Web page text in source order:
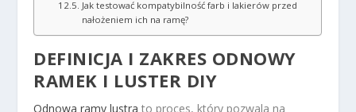
Jak testować kompatybilność farb i lakierów przed
nałożeniem ich na ramę?
DEFINICJA I ZAKRES ODNOWY
RAMEK I LUSTER DIY
Odnowa ramy lustra to proces, który pozwala na